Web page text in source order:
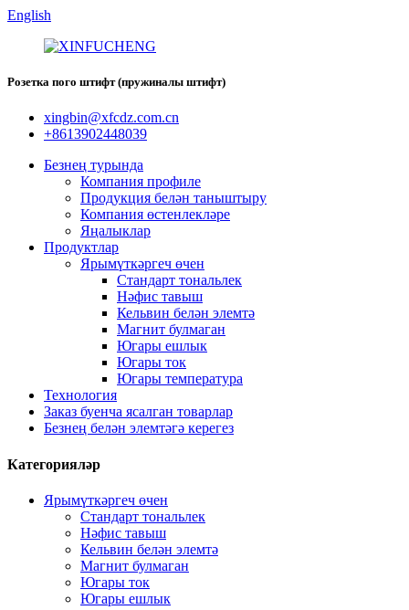
English
Розетка пого штифт (пружиналы штифт)
xingbin@xfcdz.com.cn
+8613902448039
Безнең турында
Компания профиле
Продукция белән таныштыру
Компания өстенлекләре
Яңалыклар
Продуктлар
Ярымүткәргеч өчен
Стандарт тональлек
Нәфис тавыш
Кельвин белән элемтә
Магнит булмаган
Югары ешлык
Югары ток
Югары температура
Технология
Заказ буенча ясалган товарлар
Безнең белән элемтәгә керегез
Категорияләр
Ярымүткәргеч өчен
Стандарт тональлек
Нәфис тавыш
Кельвин белән элемтә
Магнит булмаган
Югары ток
Югары ешлык